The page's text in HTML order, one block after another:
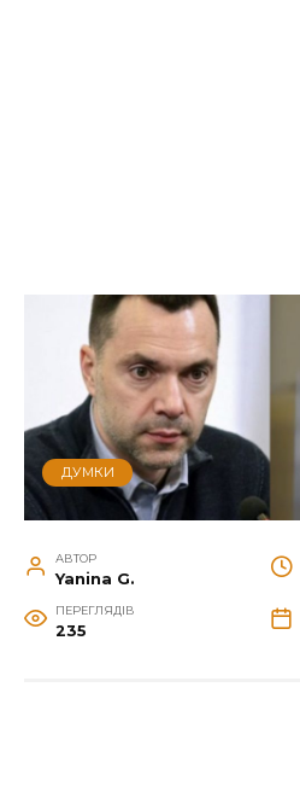
ДУМКИ
АВТОР
Yanina G.
ПЕРЕГЛЯДІВ
235